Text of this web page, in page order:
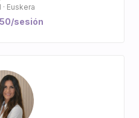
Euskera
sesión